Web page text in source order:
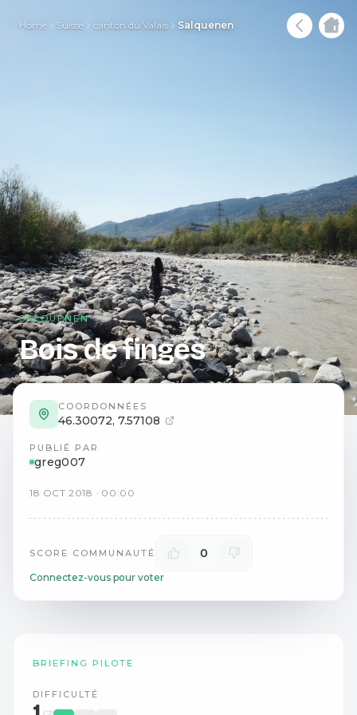
Home Suisse canton du Valais Salquenen
SALQUENEN
Bois de finges
COORDONNÉES
46.30072, 7.57108
PUBLIÉ PAR
greg007
18 OCT 2018 · 00:00
SCORE COMMUNAUTÉ 0
Connectez-vous pour voter
BRIEFING PILOTE
DIFFICULTÉ